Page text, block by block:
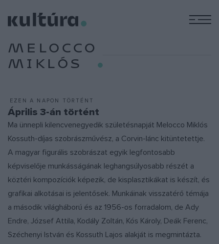
MELOCCO
MIKLÓS
EZEN A NAPON TÖRTÉNT
Április 3-án történt
Ma ünnepli kilencvenegyedik születésnapját Melocco Miklós
Kossuth-díjas szobrászművész, a Corvin-lánc kitüntetettje.
A magyar figurális szobrászat egyik legfontosabb
képviselője munkásságának leghangsúlyosabb részét a
köztéri kompozíciók képezik, de kisplasztikákat is készít, és
grafikai alkotásai is jelentősek. Munkáinak visszatérő témája
a második világháború és az 1956-os forradalom, de Ady
Endre, József Attila, Kodály Zoltán, Kós Károly, Deák Ferenc,
Széchenyi István és Kossuth Lajos alakját is megmintázta.